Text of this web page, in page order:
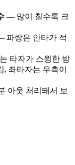
— 많이 칠수록 크
파랑은 안타가 적
는 타자가 스윙한 방
좌타자는 우측이
아웃 처리돼서 보